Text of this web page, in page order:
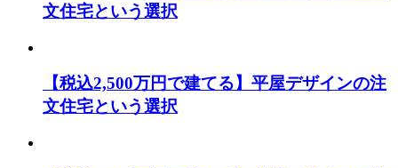
文住宅という選択
【税込2,500万円で建てる】平屋デザインの注
文住宅という選択